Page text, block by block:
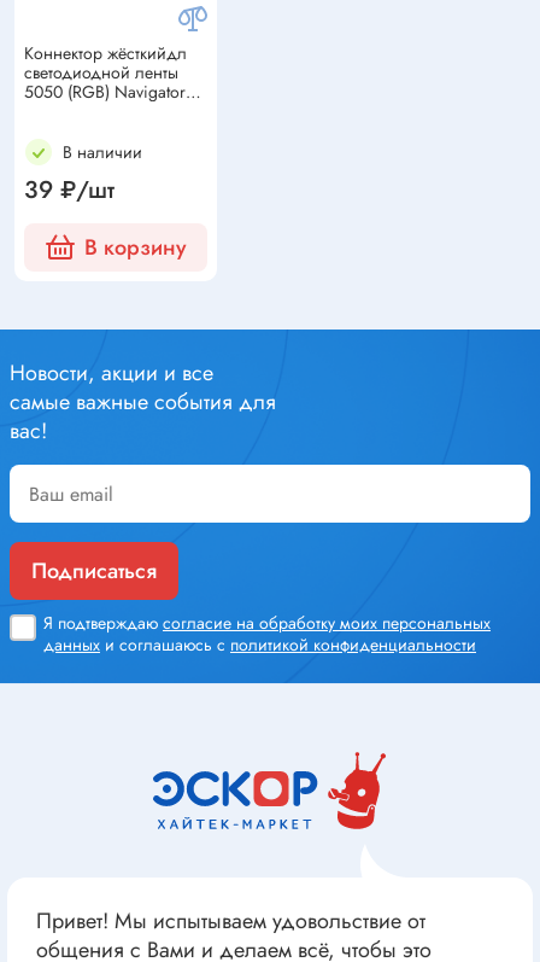
Коннектор жёсткийдл
светодиодной ленты
5050 (RGB) Navigator
В наличии
39 ₽/шт
В корзину
Новости, акции и все
самые важные события для
вас!
Подписаться
Я подтверждаю согласие на обработку моих персональных
данных и соглашаюсь с политикой конфиденциальности
Привет! Мы испытываем удовольствие от
общения с Вами и делаем всё, чтобы это